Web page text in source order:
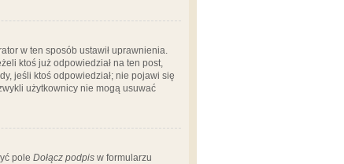
w ten sposób ustawił uprawnienia.
ktoś już odpowiedział na ten post,
jeśli ktoś odpowiedział; nie pojawi się
użytkownicy nie mogą usuwać
pole Dołącz podpis w formularzu